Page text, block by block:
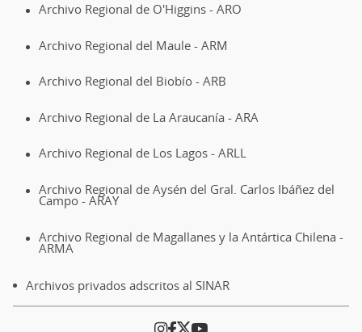
Archivo Regional de O'Higgins - ARO
Archivo Regional del Maule - ARM
Archivo Regional del Biobío - ARB
Archivo Regional de La Araucanía - ARA
Archivo Regional de Los Lagos - ARLL
Archivo Regional de Aysén del Gral. Carlos Ibáñez del
Campo - ARAY
Archivo Regional de Magallanes y la Antártica Chilena -
ARMA
Archivos privados adscritos al SINAR